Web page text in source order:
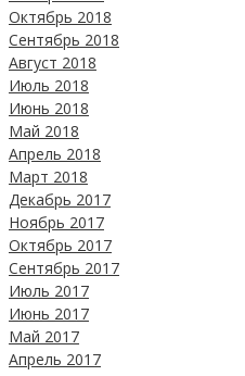
Октябрь 2018
Сентябрь 2018
Август 2018
Июль 2018
Июнь 2018
Май 2018
Апрель 2018
Март 2018
Декабрь 2017
Ноябрь 2017
Октябрь 2017
Сентябрь 2017
Июль 2017
Июнь 2017
Май 2017
Апрель 2017